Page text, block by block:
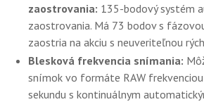
zaostrovania: 135-bodový systém
zaostrovania. Má 73 bodov s
zaostria na akciu s neuveriteľnou
Blesková frekvencia snímania:
snímok vo formáte RAW
sekundu s kontinuálnym